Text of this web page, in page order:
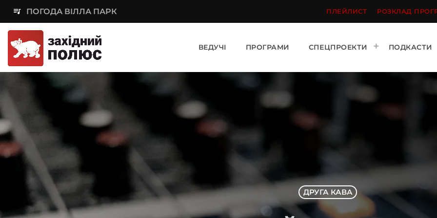
queue_music ПОГОДА ВІЛЛА ПАРК ПЛЕЙЛИСТ РОЗКЛАД
ВЕДУЧІ ПРОГРАМИ СПЕЦПРОЕКТИ ПОДКАСТИ
ДРУГА КАВА